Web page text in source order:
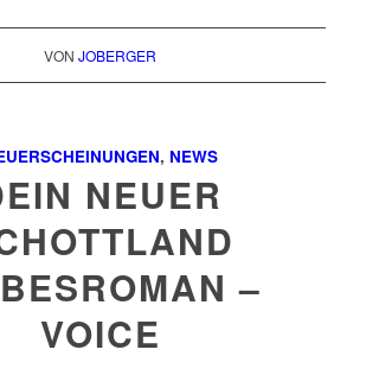
VONJOBERGER
, NEWS
NEUER
–
VOICE